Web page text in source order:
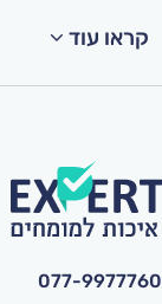
קראו עוד
077-9977760